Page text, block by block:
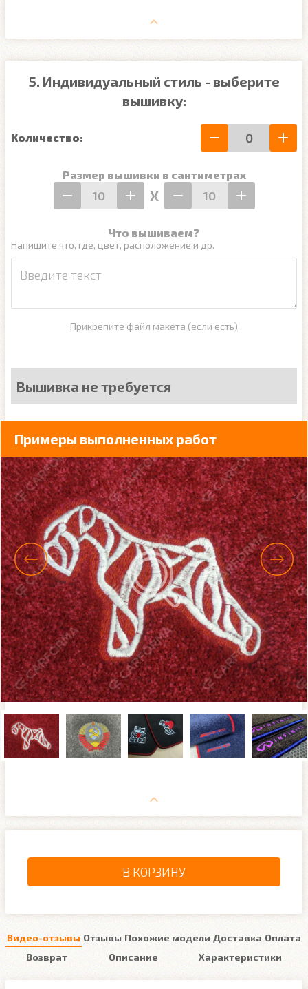
5. Индивидуальный стиль - выберите
вышивку:
Количество:
Размер вышивки в сантиметрах
Х
Что вышиваем?
Напишите что, где, цвет, расположение и др.
Прикрепите файл макета (если есть)
Вышивка не требуется
Примеры выполненных работ
В КОРЗИНУ
Видео-отзывы Отзывы Похожие модели Доставка Оплата
Возврат
Описание Характеристики